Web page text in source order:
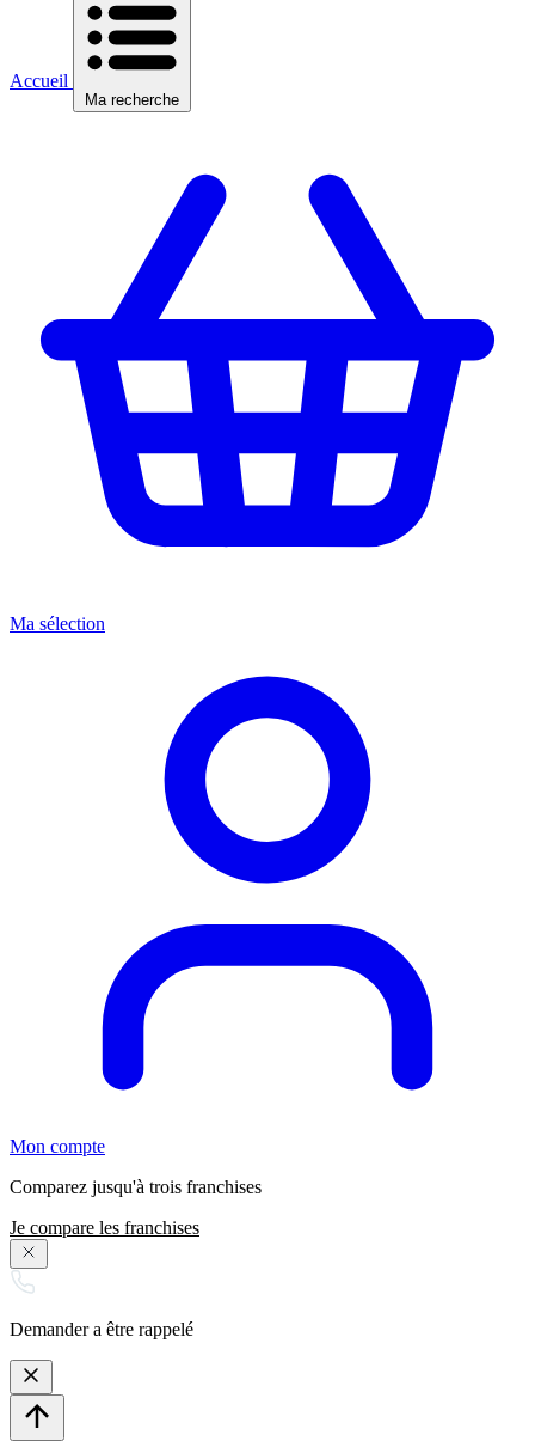
Accueil
Ma recherche
Ma sélection
Mon compte
Comparez jusqu'à trois franchises
Je compare les franchises
Demander a être rappelé